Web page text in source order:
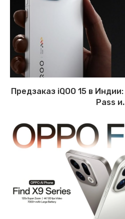
Предзаказ iQOO 15 в
Pass